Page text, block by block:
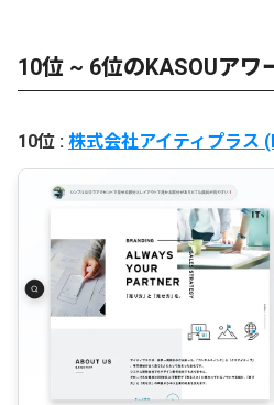
10位 ~ 6位のKASOUアワ
10位 : 株式会社アイティプラス